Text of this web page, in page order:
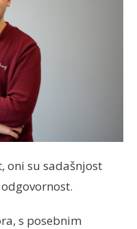
oni su sadašnjost
s posebnim